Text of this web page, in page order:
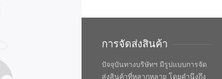
การจัดส่งสินค้า
ปัจจุบันทางบริษัทฯ มีรูปแบบการจัด
ส่งสินค้าที่หลากหลาย โดยคำนึงถึง